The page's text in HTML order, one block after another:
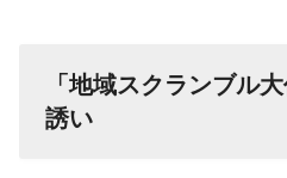
「地域スクランブル
誘い